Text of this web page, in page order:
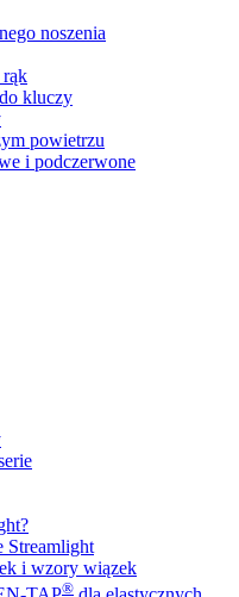
noszenia
rąk
kluczy
powietrzu
i podczerwone
Streamlight
i wzory wiązek
®